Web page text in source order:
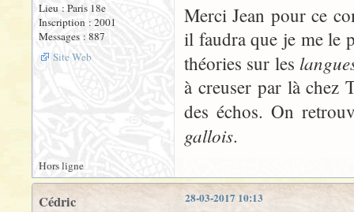
Lieu : Paris 18e
Inscription : 2001
Messages : 887
Site Web
Merci Jean pour ce
il faudra que je me le
théories sur les
à creuser par là chez
des échos. On
gallois.
Hors ligne
28-03-2017 10:13
Cédric